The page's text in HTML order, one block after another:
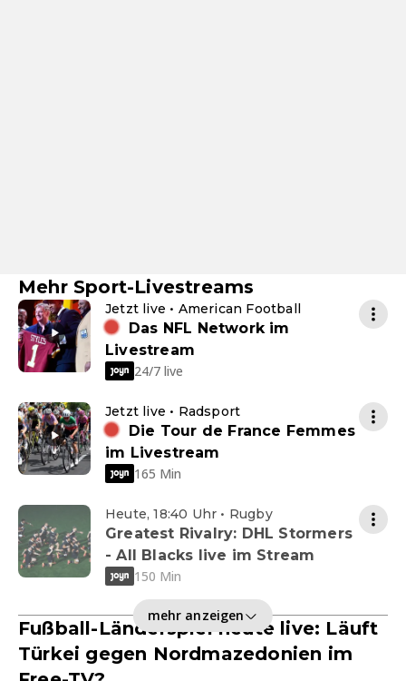
Mehr Sport-Livestreams
Jetzt live • American Football
Das NFL Network im
Livestream
24/7 live
Jetzt live • Radsport
Die Tour de France Femmes
im Livestream
165 Min
Heute, 18:40 Uhr • Rugby
Greatest Rivalry: DHL Stormers
- All Blacks live im Stream
150 Min
mehr anzeigen
Fußball-Länderspiel heute live: Läuft
Türkei gegen Nordmazedonien im